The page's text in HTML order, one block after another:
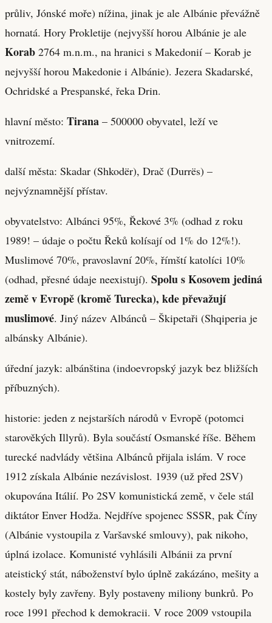
průliv, Jónské moře) nížina, jinak je ale Albánie převážně
hornatá. Hory Prokletije (nejvyšší horou Albánie je ale
Korab 2764 m.n.m., na hranici s Makedonií – Korab je
nejvyšší horou Makedonie i Albánie). Jezera Skadarské,
Ochridské a Prespanské, řeka Drin.
hlavní město: Tirana – 500000 obyvatel, leží ve
vnitrozemí.
další města: Skadar (Shkodër), Drač (Durrës) –
nejvýznamnější přístav.
obyvatelstvo: Albánci 95%, Řekové 3% (odhad z roku
1989! – údaje o počtu Řeků kolísají od 1% do 12%!).
Muslimové 70%, pravoslavní 20%, římští katolíci 10%
(odhad, přesné údaje neexistují). Spolu s Kosovem jediná
země v Evropě (kromě Turecka), kde převažují
muslimové. Jiný název Albánců – Škipetaři (Shqiperia je
albánsky Albánie).
úřední jazyk: albánština (indoevropský jazyk bez bližších
příbuzných).
historie: jeden z nejstarších národů v Evropě (potomci
starověkých Illyrů). Byla součástí Osmanské říše. Během
turecké nadvlády většina Albánců přijala islám. V roce
1912 získala Albánie nezávislost. 1939 (už před 2SV)
okupována Itálií. Po 2SV komunistická země, v čele stál
diktátor Enver Hodža. Nejdříve spojenec SSSR, pak Číny
(Albánie vystoupila z Varšavské smlouvy), pak nikoho,
úplná izolace. Komunisté vyhlásili Albánii za první
ateistický stát, náboženství bylo úplně zakázáno, mešity a
kostely byly zavřeny. Byly postaveny miliony bunkrů. Po
roce 1991 přechod k demokracii. V roce 2009 vstoupila